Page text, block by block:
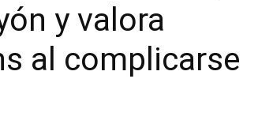
y valora
al complicarse